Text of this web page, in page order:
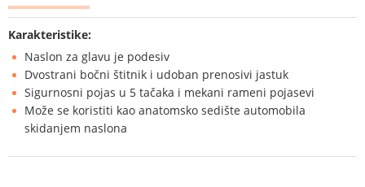
Karakteristike:
Naslon za glavu je podesiv
Dvostrani bočni štitnik i udoban prenosivi jastuk
Sigurnosni pojas u 5 tačaka i mekani rameni pojasevi
Može se koristiti kao anatomsko sedište automobila
skidanjem naslona